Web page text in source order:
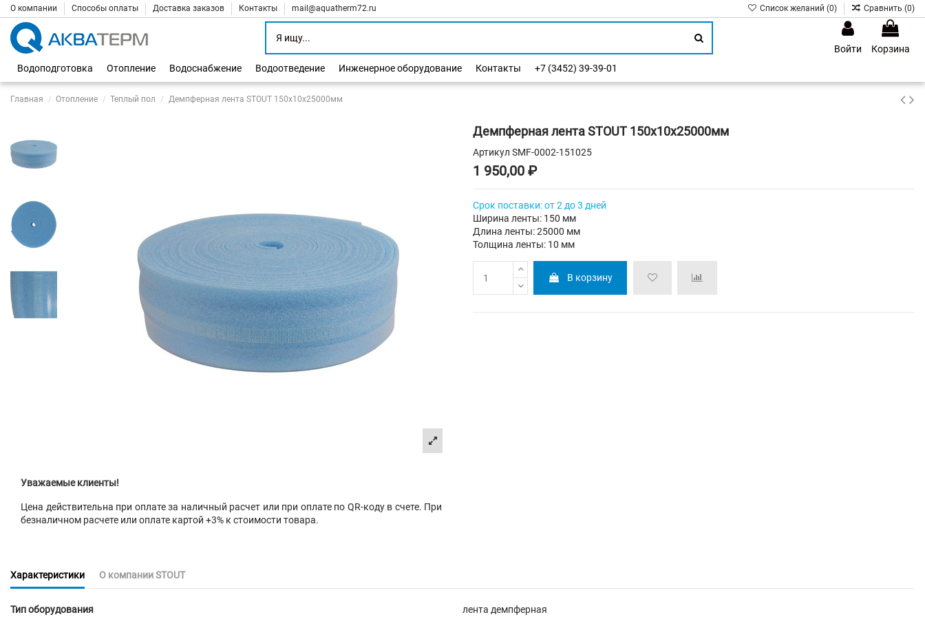
О компании Способы оплаты Доставка заказов Контакты mail@aquatherm72.ru Список желаний (0) Сравнить (0)
Войти
Корзина
Водоподготовка
Отопление Водоснабжение Водоотведение Инженерное оборудование Контакты +7 (3452) 39-39-01
Главная Отопление Теплый пол Демпферная лента STOUT 150х10х25000мм
Уважаемые клиенты!
Цена действительна при оплате за наличный расчет или при оплате по QR-коду в счете. При
безналичном расчете или оплате картой +3% к стоимости товара.
Демпферная лента STOUT 150х10х25000мм
Артикул SMF-0002-151025
1 950,00 ₽
Срок поставки: от 2 до 3 дней
Ширина ленты: 150 мм
Длина ленты: 25000 мм
Толщина ленты: 10 мм
В корзину
Характеристики О компании STOUT
Тип оборудования лента демпферная